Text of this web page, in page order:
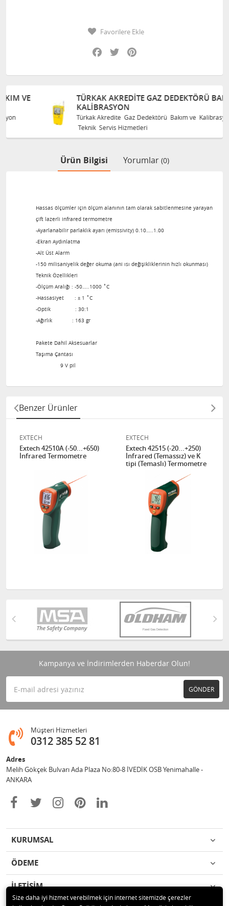
Favorilere Ekle
Facebook
Twitter
TÜRKAK AKREDITE GAZ DEDEKTÖRÜ BAKIM VE
KALIBRASYON
Türkak Akredite Gaz Dedektörü Bakım ve Kalibrasyon
Teknik Servis Hizmetleri
Ürün Bilgisi Yorumlar (0)
Hassas ölçümler için ölçüm alanının tam olarak sabitlenmesine yarayan
çift lazerli infrared termometre
-Ayarlanabilir parlaklık ayarı (emissivity) 0.10…..1.00
-Ekran Aydınlatma
-Alt Üst Alarm
-150 milisaniyelik değer okuma (ani ısı değişikliklerinin hızlı okunması)
Teknik Özellikleri
-Ölçüm Aralığı : -50…..1000 ˚C
-Hassasiyet : ± 1 ˚C
-Optik : 30:1
-Ağırlık : 163 gr
Pakete Dahil Aksesuarlar
Taşıma Çantası
9 V pil
Benzer Ürünler
EXTECH
Extech 42510A (-50...+650)
İnfrared Termometre
EXTECH
Extech 42515 (-20...+250)
İnfrared (Temassız) ve K
tipi (Temaslı) Termometre
Kampanya ve İndirimlerden Haberdar Olun!
GÖNDER
Müşteri Hizmetleri
0312 385 52 81
Adres
Melih Gökçek Bulvarı Ada Plaza No:80-8 İVEDİK OSB Yenimahalle -
ANKARA
KURUMSAL
ÖDEME
İLETİŞİM
Size daha iyi hizmet verebilmek için internet sitemizde çerezler